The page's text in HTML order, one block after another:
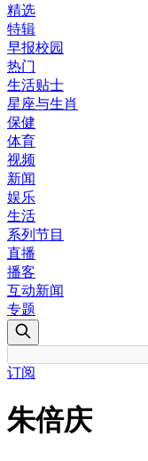
精选
特辑
早报校园
热门
生活贴士
星座与生肖
保健
体育
视频
新闻
娱乐
生活
系列节目
直播
播客
互动新闻
专题
订阅
朱倍庆